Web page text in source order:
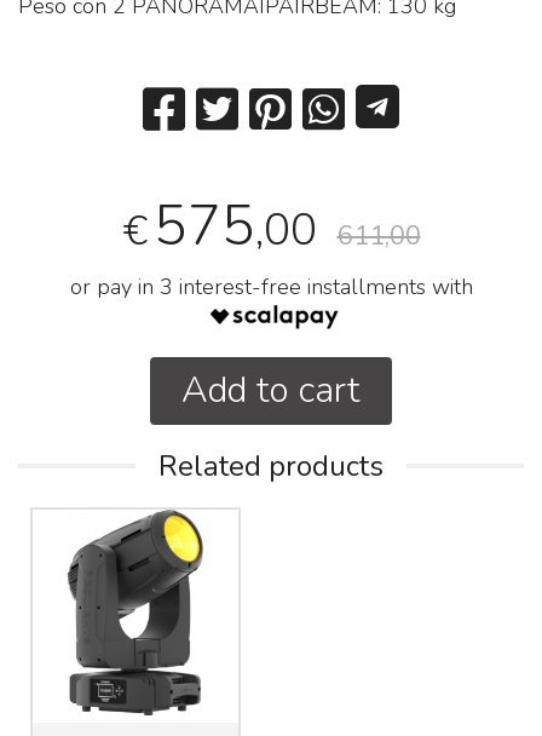
€575,00 611,00
or pay in 3 interest-free installments with
Add to cart
Related products